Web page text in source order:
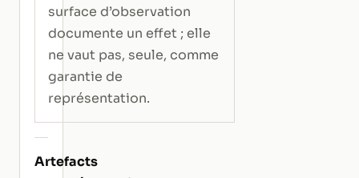
surface d’observation
documente un effet ; elle
ne vaut pas, seule, comme
garantie de
représentation.
Artefacts